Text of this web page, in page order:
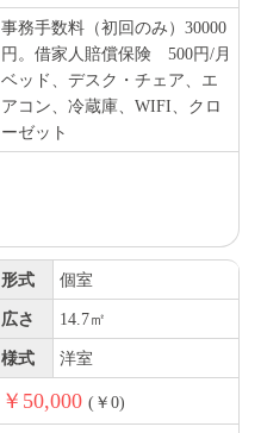
事務手数料（初回のみ）30000
円。借家人賠償保険 500円/月
ベッド、デスク・チェア、エ
アコン、冷蔵庫、WIFI、クロ
ーゼット
形式 個室
広さ 14.7㎡
様式 洋室
￥50,000 (￥0)